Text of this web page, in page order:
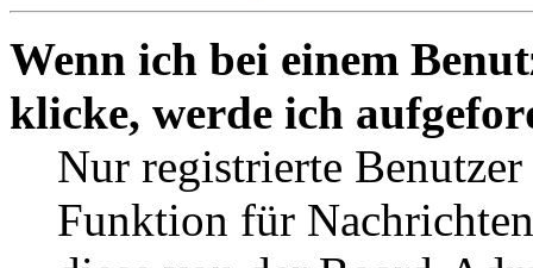
Wenn ich bei einem
klicke, werde ich
Nur registrierte
Funktion für